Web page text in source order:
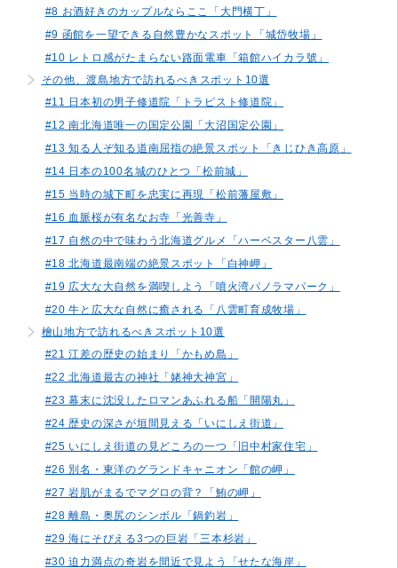
#8 お酒好きのカップルならここ「大門横丁」
#9 函館を一望できる自然豊かなスポット「城岱牧場」
#10 レトロ感がたまらない路面電車「箱館ハイカラ號」
その他、渡島地方で訪れるべきスポット10選
#11 日本初の男子修道院「トラピスト修道院」
#12 南北海道唯一の国定公園「大沼国定公園」
#13 知る人ぞ知る道南屈指の絶景スポット「きじひき高原」
#14 日本の100名城のひとつ「松前城」
#15 当時の城下町を忠実に再現「松前藩屋敷」
#16 血脈桜が有名なお寺「光善寺」
#17 自然の中で味わう北海道グルメ「ハーベスター八雲」
#18 北海道最南端の絶景スポット「白神岬」
#19 広大な大自然を満喫しよう「噴火湾パノラマパーク」
#20 牛と広大な自然に癒される「八雲町育成牧場」
檜山地方で訪れるべきスポット10選
#21 江差の歴史の始まり「かもめ島」
#22 北海道最古の神社「姥神大神宮」
#23 幕末に沈没したロマンあふれる船「開陽丸」
#24 歴史の深さが垣間見える「いにしえ街道」
#25 いにしえ街道の見どころの一つ「旧中村家住宅」
#26 別名・東洋のグランドキャニオン「館の岬」
#27 岩肌がまるでマグロの背？「鮪の岬」
#28 離島・奥尻のシンボル「鍋釣岩」
#29 海にそびえる3つの巨岩「三本杉岩」
#30 迫力満点の奇岩を間近で見よう「せたな海岸」